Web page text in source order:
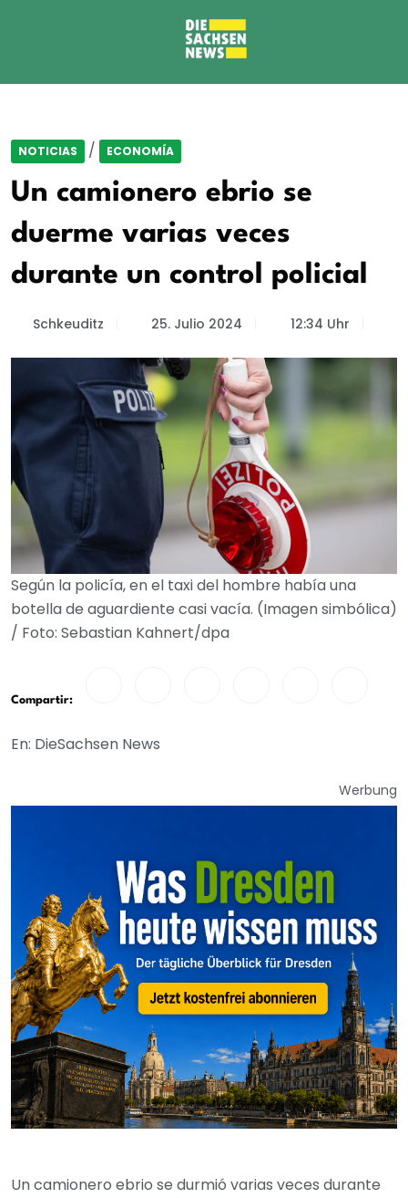
NOTICIAS / ECONOMÍA
Un camionero ebrio se
duerme varias veces
durante un control policial
Schkeuditz 25. Julio 2024 12:34 Uhr
Según la policía, en el taxi del hombre había una
botella de aguardiente casi vacía. (Imagen simbólica)
/ Foto: Sebastian Kahnert/dpa
Compartir:
En: DieSachsen News
Werbung
Un camionero ebrio se durmió varias veces durante